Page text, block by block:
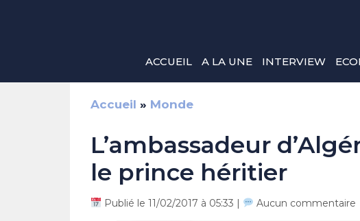
ACCUEIL A LA UNE INTERVIEW
Accueil » Monde
L’ambassadeur
le prince héritier
Publié le 11/02/2017 à 05:33 | Aucun commentaire